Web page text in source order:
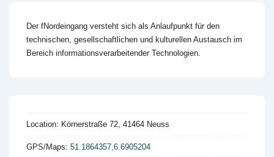
Der fNordeingang versteht sich als Anlaufpunkt für den
technischen, gesellschaftlichen und kulturellen Austausch im
Bereich informationsverarbeitender Technologien.
Location: Körnerstraße 72, 41464 Neuss
GPS/Maps: 51.1864357,6.6905204